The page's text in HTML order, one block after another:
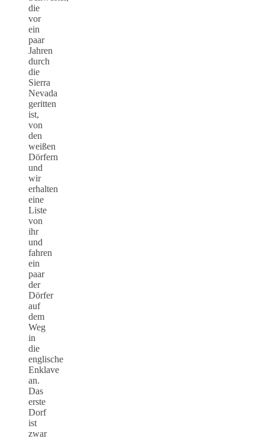
die
vor
ein
paar
Jahren
durch
die
Sierra
Nevada
geritten
ist,
von
den
weißen
Dörfern
und
wir
erhalten
eine
Liste
von
ihr
und
fahren
ein
paar
der
Dörfer
auf
dem
Weg
in
die
englische
Enklave
an.
Das
erste
Dorf
ist
zwar